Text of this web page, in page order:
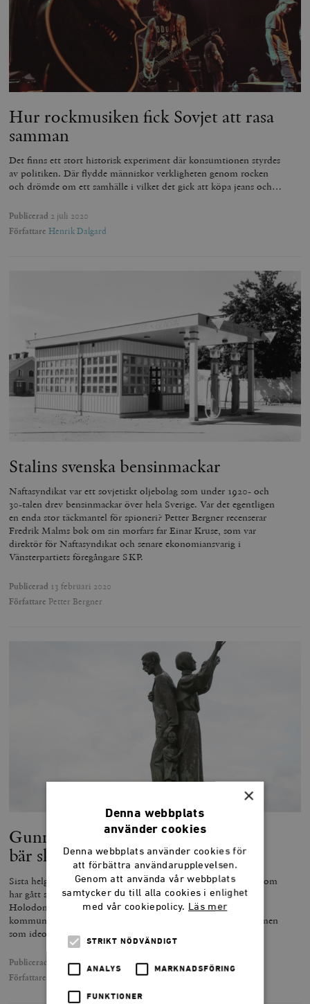
Hur rockmusiken fick Sovjet att rasa
samman
Det finns ett stort historisk experiment där konsumtionen styrdes
av politiken. Där flydde människor verkligheten genom rocken
och drömde om ett samhälle i vilket det gick att köpa jeans och…
Publicerad 2 juli 2020
Författare Henrik Dalgard
Stalins svenska bensinmackar
Naftasyndikat var ett sovjetiskt oljebolag som under 1920- och
30-talen drev bensinmackar över hela Sverige. Var det egentligen
en enda stor täckmantel för spioneri? Petter Bergner recenserar
Fredrik Malms bok om sin morfars far Einar Kruse, som var
direktör för Naftasyndikat och senare ekonomiansvarig i
Vänsterpartiets föregångare SKP.
Publicerad 13 februari 2020
Författare Petter Bergner
Gunnar Hökmark: Kommunismen
bär skulden för Holodomor
Sista helgen i november minns Ukrainas befolkning de 87 år som
har gått sedan den konstruerade svält som fick namnet
Holodomor inleddes. Det och andra massmord som
kommunistiska har regimer begått är resultatet av kommunismen
som ideologi, och inte av enskilda feltolkningar.
Publicerad
22 november 2019
Författare Gunnar Hökmark
×
Denna webbplats
använder cookies
Denna webbplats använder cookies för
att förbättra användarupplevelsen.
Genom att använda vår webbplats
samtycker du till alla cookies i enlighet
med vår cookiepolicy. Läs mer
STRIKT NÖDVÄNDIGT
ANALYS MARKNADSFÖRING
FUNKTIONER